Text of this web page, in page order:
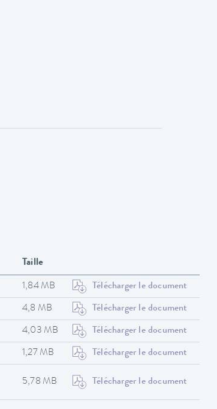
Taille
1,84 MB Télécharger le document
4,8 MB Télécharger le document
4,03 MB Télécharger le document
1,27 MB Télécharger le document
5,78 MB Télécharger le document